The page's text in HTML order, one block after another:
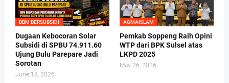
BBM BERSUBSIDI
Dugaan Kebocoran Solar
Subsidi di SPBU 74.911.60
Ujung Bulu Parepare Jadi
Sorotan
June 18, 2026
AGMAISLAM
Pemkab Soppeng Raih Opini
WTP dari BPK Sulsel atas
LKPD 2025
May 26, 2026